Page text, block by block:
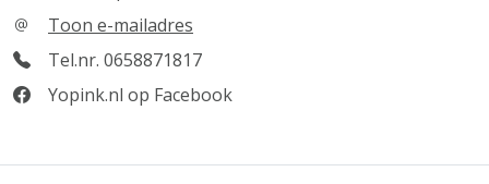
Toon e-mailadres
Tel.nr. 0658871817
Yopink.nl op Facebook